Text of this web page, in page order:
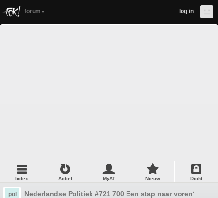
forum log in
Index Actief MyAT Nieuw Dicht
pol Nederlandse Politiek #721 700 Een stap naar voren?